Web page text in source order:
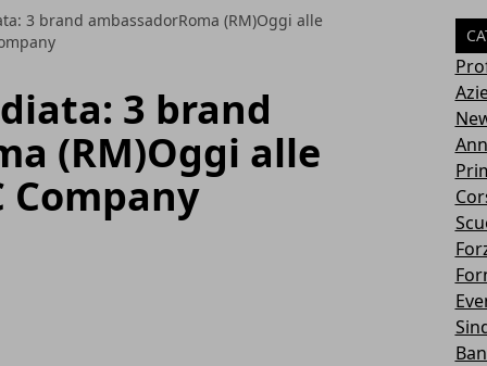
3 brand ambassadorRoma (RM)Oggi alle
3 brand
(RM)Oggi alle
Company